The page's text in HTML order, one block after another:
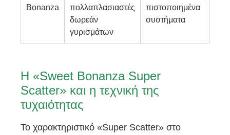
Bonanza
πολλαπλασιαστές
δωρεάν
γυρισμάτων
πιστοποιημένα
συστήματα
Η «Sweet Bonanza Super
Scatter» και η τεχνική της
τυχαιότητας
Το χαρακτηριστικό «Super Scatter» στο